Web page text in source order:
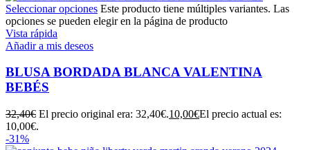
Seleccionar opciones Este producto tiene múltiples variantes. Las
opciones se pueden elegir en la página de producto
Vista rápida
Añadir a mis deseos
BLUSA BORDADA BLANCA VALENTINA
BEBÉS
32,40€ El precio original era: 32,40€.10,00€El precio actual es:
10,00€.
-31%